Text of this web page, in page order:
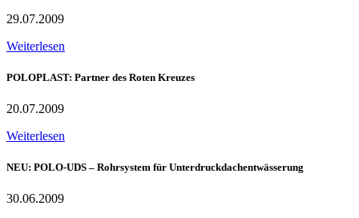
29.07.2009
Weiterlesen
POLOPLAST: Partner des Roten Kreuzes
20.07.2009
Weiterlesen
NEU: POLO-UDS – Rohrsystem für Unterdruckdachentwässerung
30.06.2009